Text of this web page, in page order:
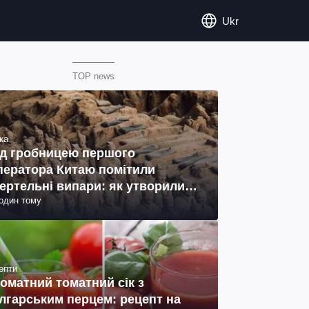
Ukr
TOP news
гробницею першого
Китаю помітили
випари: як утворились
тому
томатний сік з
перцем: рецепт на